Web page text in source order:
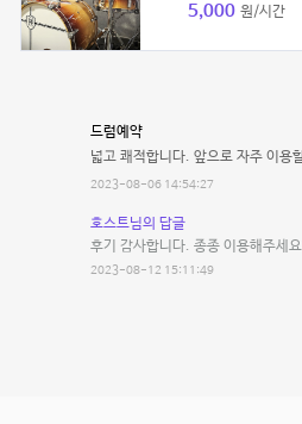
5,000 원/시간
드럼예약
넓고 쾌적합니다. 앞으로 자주 이용
2023-08-06 14:54:27
호스트님의 답글
후기 감사합니다. 종종 이용해주세
2023-08-12 15:11:49